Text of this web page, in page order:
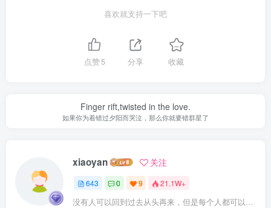
喜欢就支持一下吧
点赞5 分享 收藏
Finger rift,twisted in the love.
如果你为着错过夕阳而哭泣，那么你就要错群星了
xiaoyan 关注
643 0 9 21.1W+
没有人可以回到过去从头再来，但是每个人都可以从今天开始，创造一个全新的结局